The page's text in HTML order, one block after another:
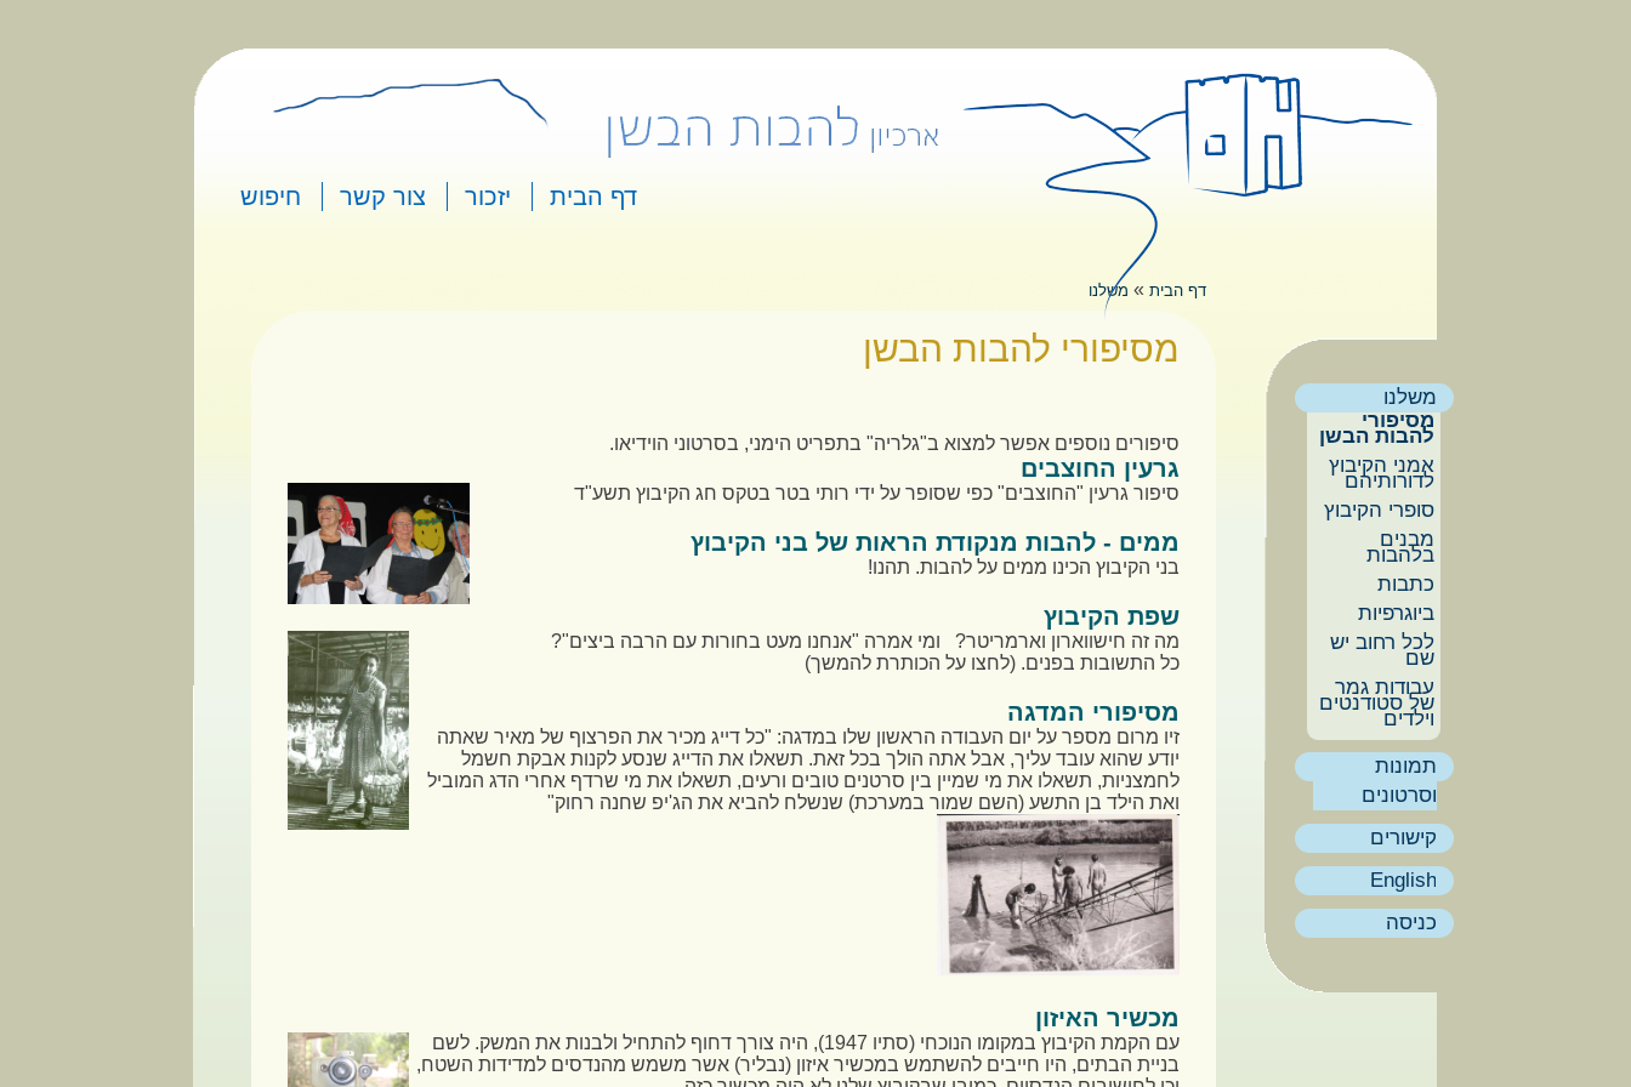
דף הבית יזכור צור קשר חיפוש
הינך נמצא כאן
דף הבית » משלנו
משלנו
מסיפורי
להבות הבשן
אמני הקיבוץ
לדורותיהם
סופרי הקיבוץ
מבנים
בלהבות
כתבות
ביוגרפיות
לכל רחוב יש
שם
עבודות גמר
של סטודנטים
וילדים
תמונות
וסרטונים
קישורים
English
כניסה
מסיפורי להבות הבשן
סיפורים נוספים אפשר למצוא ב"גלריה" בתפריט הימני, בסרטוני הוידיאו.
גרעין החוצבים
סיפור גרעין "החוצבים" כפי שסופר על ידי רותי בטר בטקס חג הקיבוץ תשע"ד
ממים - להבות מנקודת הראות של בני הקיבוץ
בני הקיבוץ הכינו ממים על להבות. תהנו!
שפת הקיבוץ
מה זה חישווארון וארמריטר? ומי אמרה "אנחנו מעט בחורות עם הרבה ביצים"?
כל התשובות בפנים. (לחצו על הכותרת להמשך)
מסיפורי המדגה
זיו מרום מספר על יום העבודה הראשון שלו במדגה: "כל דייג מכיר את הפרצוף של מאיר שאתה
יודע שהוא עובד עליך, אבל אתה הולך בכל זאת. תשאלו את הדייג שנסע לקנות אבקת חשמל
לחמצניות, תשאלו את מי שמיין בין סרטנים טובים ורעים, תשאלו את מי שרדף אחרי הדג המוביל
ואת הילד בן התשע (השם שמור במערכת) שנשלח להביא את הג'יפ שחנה רחוק"
מכשיר האיזון
עם הקמת הקיבוץ במקומו הנוכחי (סתיו 1947), היה צורך דחוף להתחיל ולבנות את המשק. לשם
בניית הבתים, היו חייבים להשתמש במכשיר איזון (נבליר) אשר משמש מהנדסים למדידות השטח,